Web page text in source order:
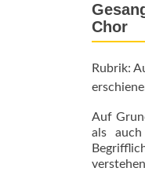
Chor
Rubrik:
Auf
als auch